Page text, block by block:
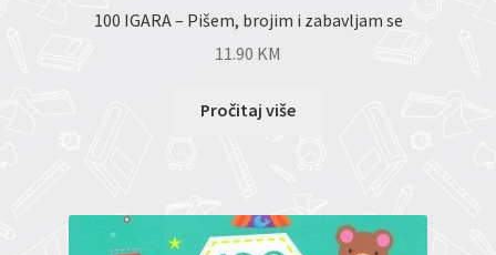
100 IGARA – Pišem, brojim i zabavljam se
11.90 KM
Pročitaj više